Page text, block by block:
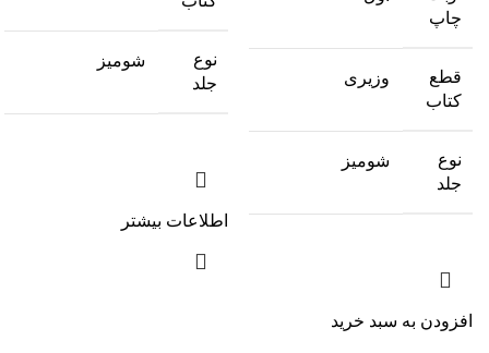
چاپ
قطع
کتاب
وزیری
نوع
جلد
شومیز
افزودن به سبد خرید
نوع
جلد
شومیز
اطلاعات بیشتر